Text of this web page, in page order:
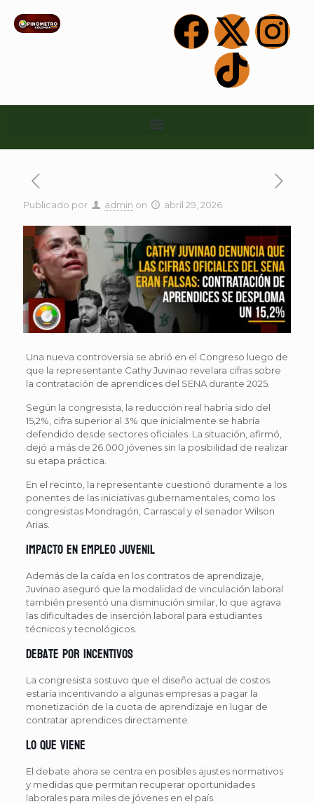
Publicado por admin on abril 29, 2026
Una nueva controversia se abrió en el Congreso luego de
que la representante Cathy Juvinao revelara cifras sobre
la contratación de aprendices del SENA durante 2025.
Según la congresista, la reducción real habría sido del
15,2%, cifra superior al 3% que inicialmente se habría
defendido desde sectores oficiales. La situación, afirmó,
dejó a más de 26.000 jóvenes sin la posibilidad de realizar
su etapa práctica.
En el recinto, la representante cuestionó duramente a los
ponentes de las iniciativas gubernamentales, como los
congresistas Mondragón, Carrascal y el senador Wilson
Arias.
Impacto en empleo juvenil
Además de la caída en los contratos de aprendizaje,
Juvinao aseguró que la modalidad de vinculación laboral
también presentó una disminución similar, lo que agrava
las dificultades de inserción laboral para estudiantes
técnicos y tecnológicos.
Debate por incentivos
La congresista sostuvo que el diseño actual de costos
estaría incentivando a algunas empresas a pagar la
monetización de la cuota de aprendizaje en lugar de
contratar aprendices directamente.
Lo que viene
El debate ahora se centra en posibles ajustes normativos
y medidas que permitan recuperar oportunidades
laborales para miles de jóvenes en el país.